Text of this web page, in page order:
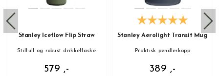
Stanley Iceflow Flip Straw
Stilfull og robust drikkeflaske
579 ,-
Stanley Aerolight Transit Mug
Praktisk pendlerkopp
389 ,-